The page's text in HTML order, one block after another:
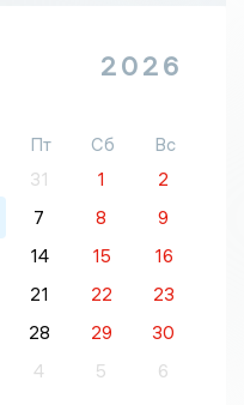
2026
Пт Сб
Вс
31 1
2
7 8
9
14 15
16
21 22
23
28 29
30
4 5 6